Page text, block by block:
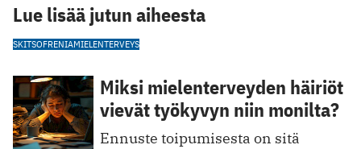
Lue lisää jutun aiheesta
SKITSOFRENIAMIELENTERVEYS
Miksi mielenterveyden häiriöt
vievät työkyvyn niin monilta?
Ennuste toipumisesta on sitä